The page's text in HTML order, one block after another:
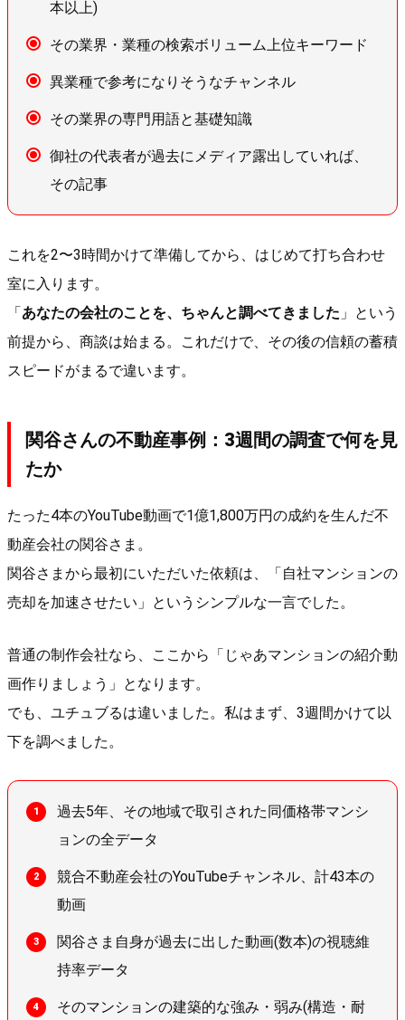
本以上)
その業界・業種の検索ボリューム上位キーワード
異業種で参考になりそうなチャンネル
その業界の専門用語と基礎知識
御社の代表者が過去にメディア露出していれば、
その記事
これを2〜3時間かけて準備してから、はじめて打ち合わせ
室に入ります。
「 あなたの会社のことを、ちゃんと調べてきました 」という
前提から、商談は始まる。これだけで、その後の信頼の蓄積
スピードがまるで違います。
関谷さんの不動産事例：3週間の調査で何を見
たか
たった4本のYouTube動画で1億1,800万円の成約を生んだ不
動産会社の関谷さま。
関谷さまから最初にいただいた依頼は、「自社マンションの
売却を加速させたい」というシンプルな一言でした。
普通の制作会社なら、ここから「じゃあマンションの紹介動
画作りましょう」となります。
でも、ユチュブるは違いました。私はまず、3週間かけて以
下を調べました。
過去5年、その地域で取引された同価格帯マンシ
ョンの全データ
競合不動産会社のYouTubeチャンネル、計43本の
動画
関谷さま自身が過去に出した動画(数本)の視聴維
持率データ
そのマンションの建築的な強み・弱み(構造・耐